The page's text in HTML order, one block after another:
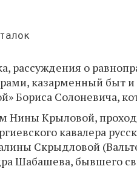
рассуждения о
казарменный быт
Бориса Солоневича,
Нины Крыловой,
кавалера
Скрыдловой
Шабашева, бывшего